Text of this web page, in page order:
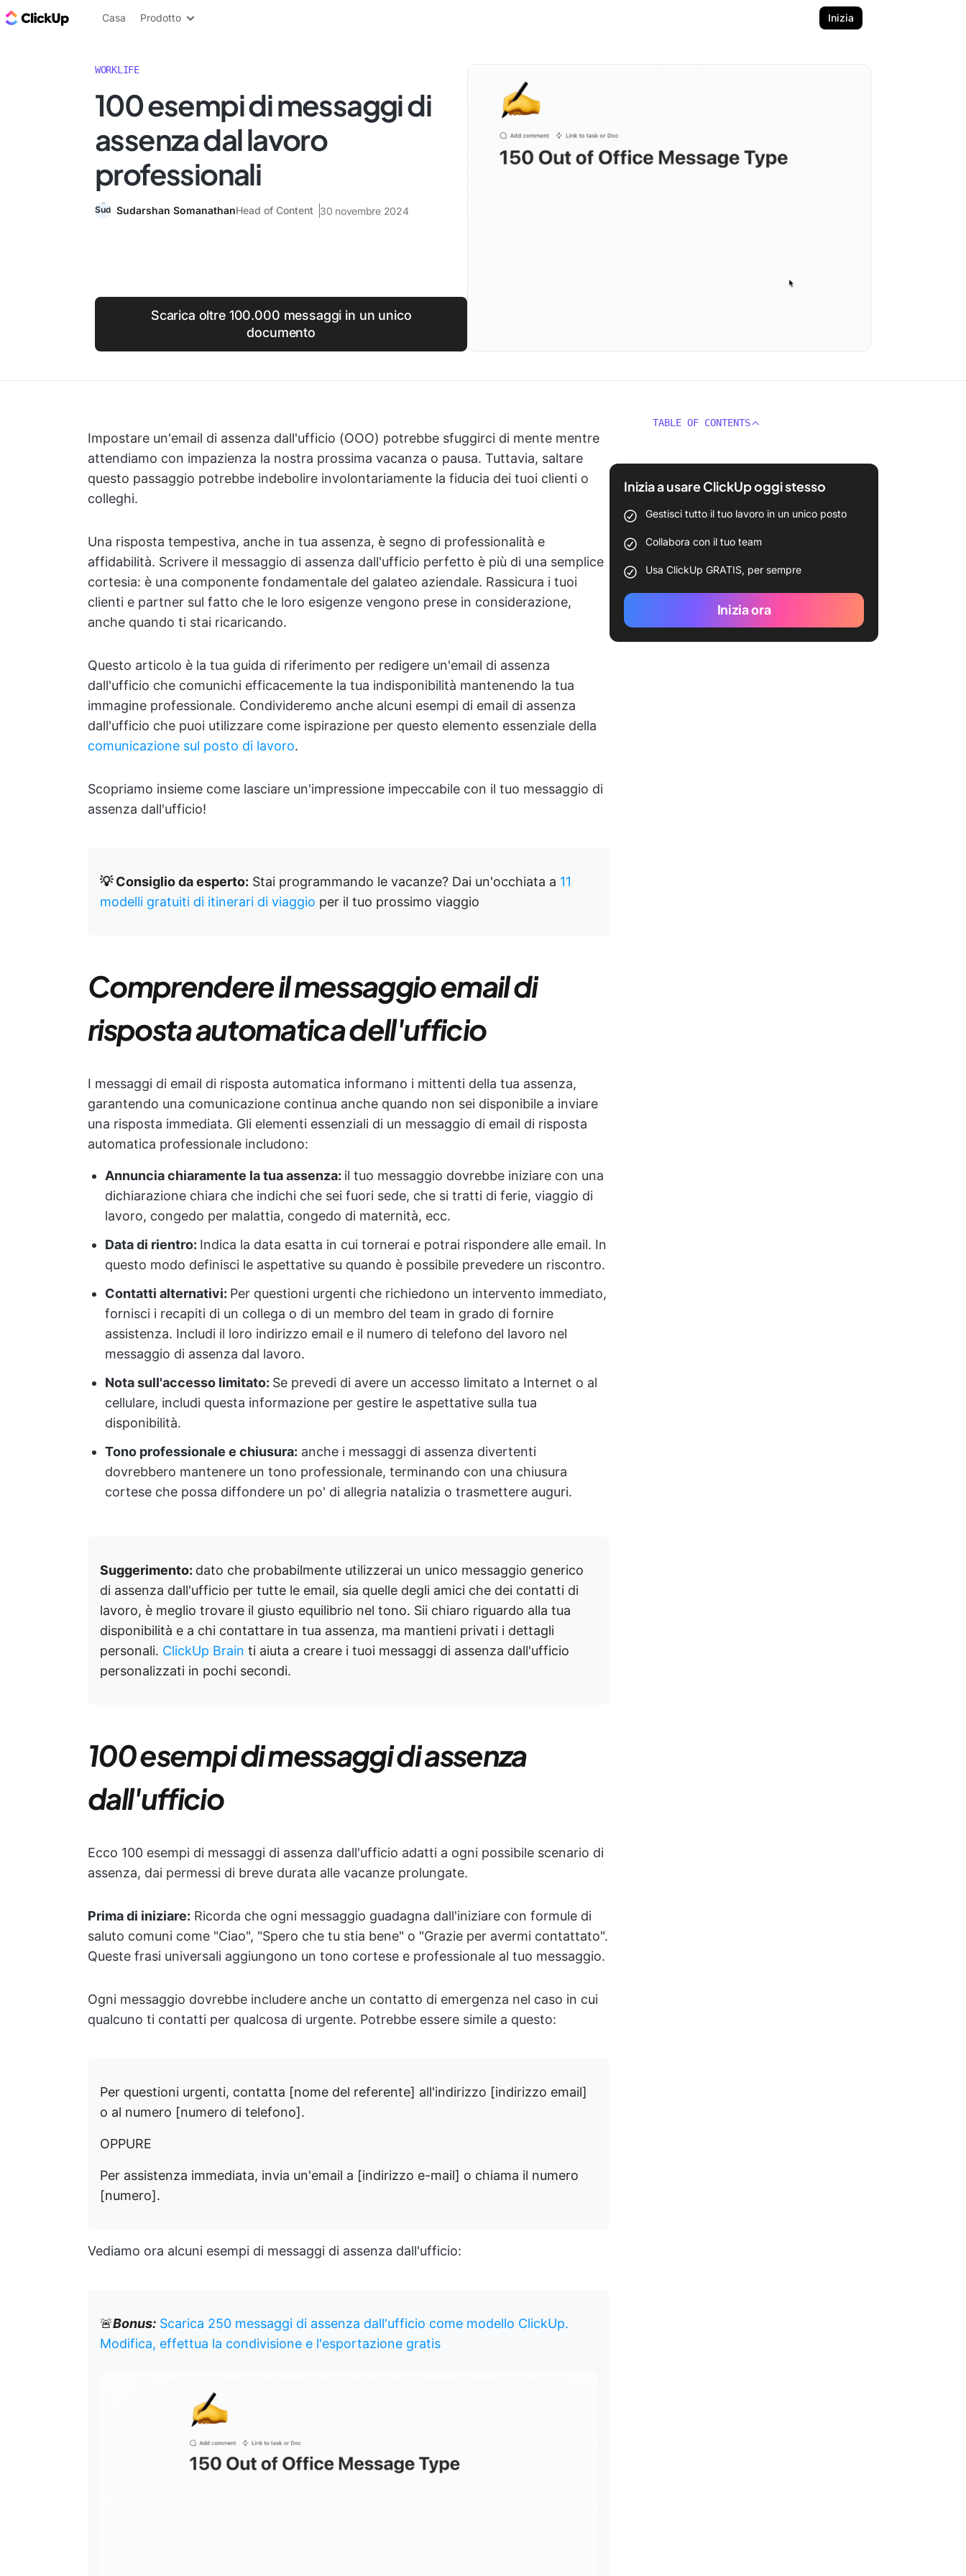
Blog di ClickUp
Casa Prodotto Inizia
WORKLIFE
100 esempi di messaggi di
assenza dal lavoro
professionali
Sudarshan SomanathanHead of Content 30 novembre 2024
Scarica oltre 100.000 messaggi in un unico
documento
Impostare un'email di assenza dall'ufficio (OOO) potrebbe sfuggirci di mente mentre
attendiamo con impazienza la nostra prossima vacanza o pausa. Tuttavia, saltare
questo passaggio potrebbe indebolire involontariamente la fiducia dei tuoi clienti o
colleghi.
Una risposta tempestiva, anche in tua assenza, è segno di professionalità e
affidabilità. Scrivere il messaggio di assenza dall'ufficio perfetto è più di una semplice
cortesia: è una componente fondamentale del galateo aziendale. Rassicura i tuoi
clienti e partner sul fatto che le loro esigenze vengono prese in considerazione,
anche quando ti stai ricaricando.
Questo articolo è la tua guida di riferimento per redigere un'email di assenza
dall'ufficio che comunichi efficacemente la tua indisponibilità mantenendo la tua
immagine professionale. Condivideremo anche alcuni esempi di email di assenza
dall'ufficio che puoi utilizzare come ispirazione per questo elemento essenziale della
comunicazione sul posto di lavoro.
Scopriamo insieme come lasciare un'impressione impeccabile con il tuo messaggio di
assenza dall'ufficio!
💡 Consiglio da esperto: Stai programmando le vacanze? Dai un'occhiata a 11
modelli gratuiti di itinerari di viaggio per il tuo prossimo viaggio
Comprendere il messaggio email di
risposta automatica dell'ufficio
I messaggi di email di risposta automatica informano i mittenti della tua assenza,
garantendo una comunicazione continua anche quando non sei disponibile a inviare
una risposta immediata. Gli elementi essenziali di un messaggio di email di risposta
automatica professionale includono:
Annuncia chiaramente la tua assenza: il tuo messaggio dovrebbe iniziare con una
dichiarazione chiara che indichi che sei fuori sede, che si tratti di ferie, viaggio di
lavoro, congedo per malattia, congedo di maternità, ecc.
Data di rientro: Indica la data esatta in cui tornerai e potrai rispondere alle email. In
questo modo definisci le aspettative su quando è possibile prevedere un riscontro.
Contatti alternativi: Per questioni urgenti che richiedono un intervento immediato,
fornisci i recapiti di un collega o di un membro del team in grado di fornire
assistenza. Includi il loro indirizzo email e il numero di telefono del lavoro nel
messaggio di assenza dal lavoro.
Nota sull'accesso limitato: Se prevedi di avere un accesso limitato a Internet o al
cellulare, includi questa informazione per gestire le aspettative sulla tua
disponibilità.
Tono professionale e chiusura: anche i messaggi di assenza divertenti
dovrebbero mantenere un tono professionale, terminando con una chiusura
cortese che possa diffondere un po' di allegria natalizia o trasmettere auguri.
Suggerimento: dato che probabilmente utilizzerai un unico messaggio generico
di assenza dall'ufficio per tutte le email, sia quelle degli amici che dei contatti di
lavoro, è meglio trovare il giusto equilibrio nel tono. Sii chiaro riguardo alla tua
disponibilità e a chi contattare in tua assenza, ma mantieni privati i dettagli
personali. ClickUp Brain ti aiuta a creare i tuoi messaggi di assenza dall'ufficio
personalizzati in pochi secondi.
100 esempi di messaggi di assenza
dall'ufficio
Ecco 100 esempi di messaggi di assenza dall'ufficio adatti a ogni possibile scenario di
assenza, dai permessi di breve durata alle vacanze prolungate.
Prima di iniziare: Ricorda che ogni messaggio guadagna dall'iniziare con formule di
saluto comuni come "Ciao", "Spero che tu stia bene" o "Grazie per avermi contattato".
Queste frasi universali aggiungono un tono cortese e professionale al tuo messaggio.
Ogni messaggio dovrebbe includere anche un contatto di emergenza nel caso in cui
qualcuno ti contatti per qualcosa di urgente. Potrebbe essere simile a questo:
Per questioni urgenti, contatta [nome del referente] all'indirizzo [indirizzo email]
o al numero [numero di telefono].
OPPURE
Per assistenza immediata, invia un'email a [indirizzo e-mail] o chiama il numero
[numero].
Vediamo ora alcuni esempi di messaggi di assenza dall'ufficio:
🚨Bonus: Scarica 250 messaggi di assenza dall'ufficio come modello ClickUp.
Modifica, effettua la condivisione e l'esportazione gratis
TABLE OF CONTENTS
Inizia a usare ClickUp oggi stesso
Gestisci tutto il tuo lavoro in un unico posto
Collabora con il tuo team
Usa ClickUp GRATIS, per sempre
Inizia ora